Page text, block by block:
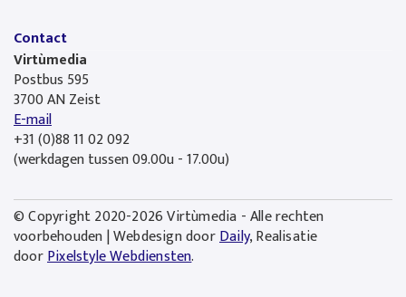
Contact
Virtùmedia
Postbus 595
3700 AN Zeist
E-mail
+31 (0)88 11 02 092
(werkdagen tussen 09.00u - 17.00u)
© Copyright 2020-2026 Virtùmedia - Alle rechten
voorbehouden | Webdesign doorDaily, Realisatie
doorPixelstyle Webdiensten.